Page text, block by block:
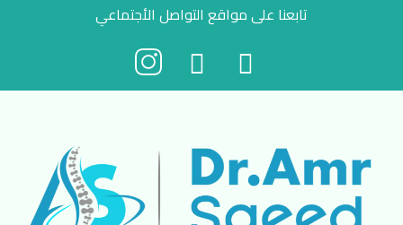
تابعنا على مواقع التواصل الأجتماعي